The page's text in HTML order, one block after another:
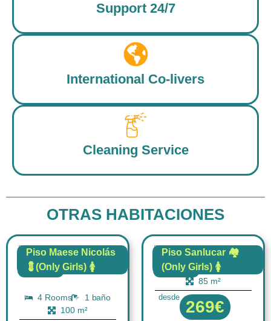
Support 24/7
International Co-livers
Cleaning Service
OTRAS HABITACIONES
Piso Maese Nicolás
💈(Only Girls) 🚺
FLAT
4 Rooms
1 baño
100 m²
Piso Sanlucar 🏘️
(Only Girls) 🚺
FLAT
4 Rooms
1 baño
85 m²
desde
269€